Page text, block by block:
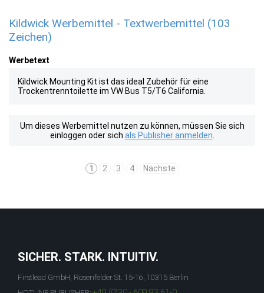
Kildwick Werbemittel - Textwerbemittel (103
Zeichen)
Werbetext
Kildwick Mounting Kit ist das ideal Zubehör für eine
Trockentrenntoilette im VW Bus T5/T6 California.
Um dieses Werbemittel nutzen zu können, müssen Sie sich
einloggen oder sich als Publisher anmelden
1 2 3 4 Nächste
SICHER. STARK. INTUITIV.
Firstlead GmbH, Rosenfelder St. 15-16, 10315 Berlin